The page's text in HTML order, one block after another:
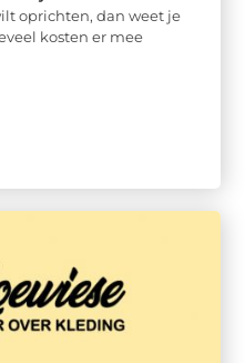
oprichten, dan weet je
kosten er mee